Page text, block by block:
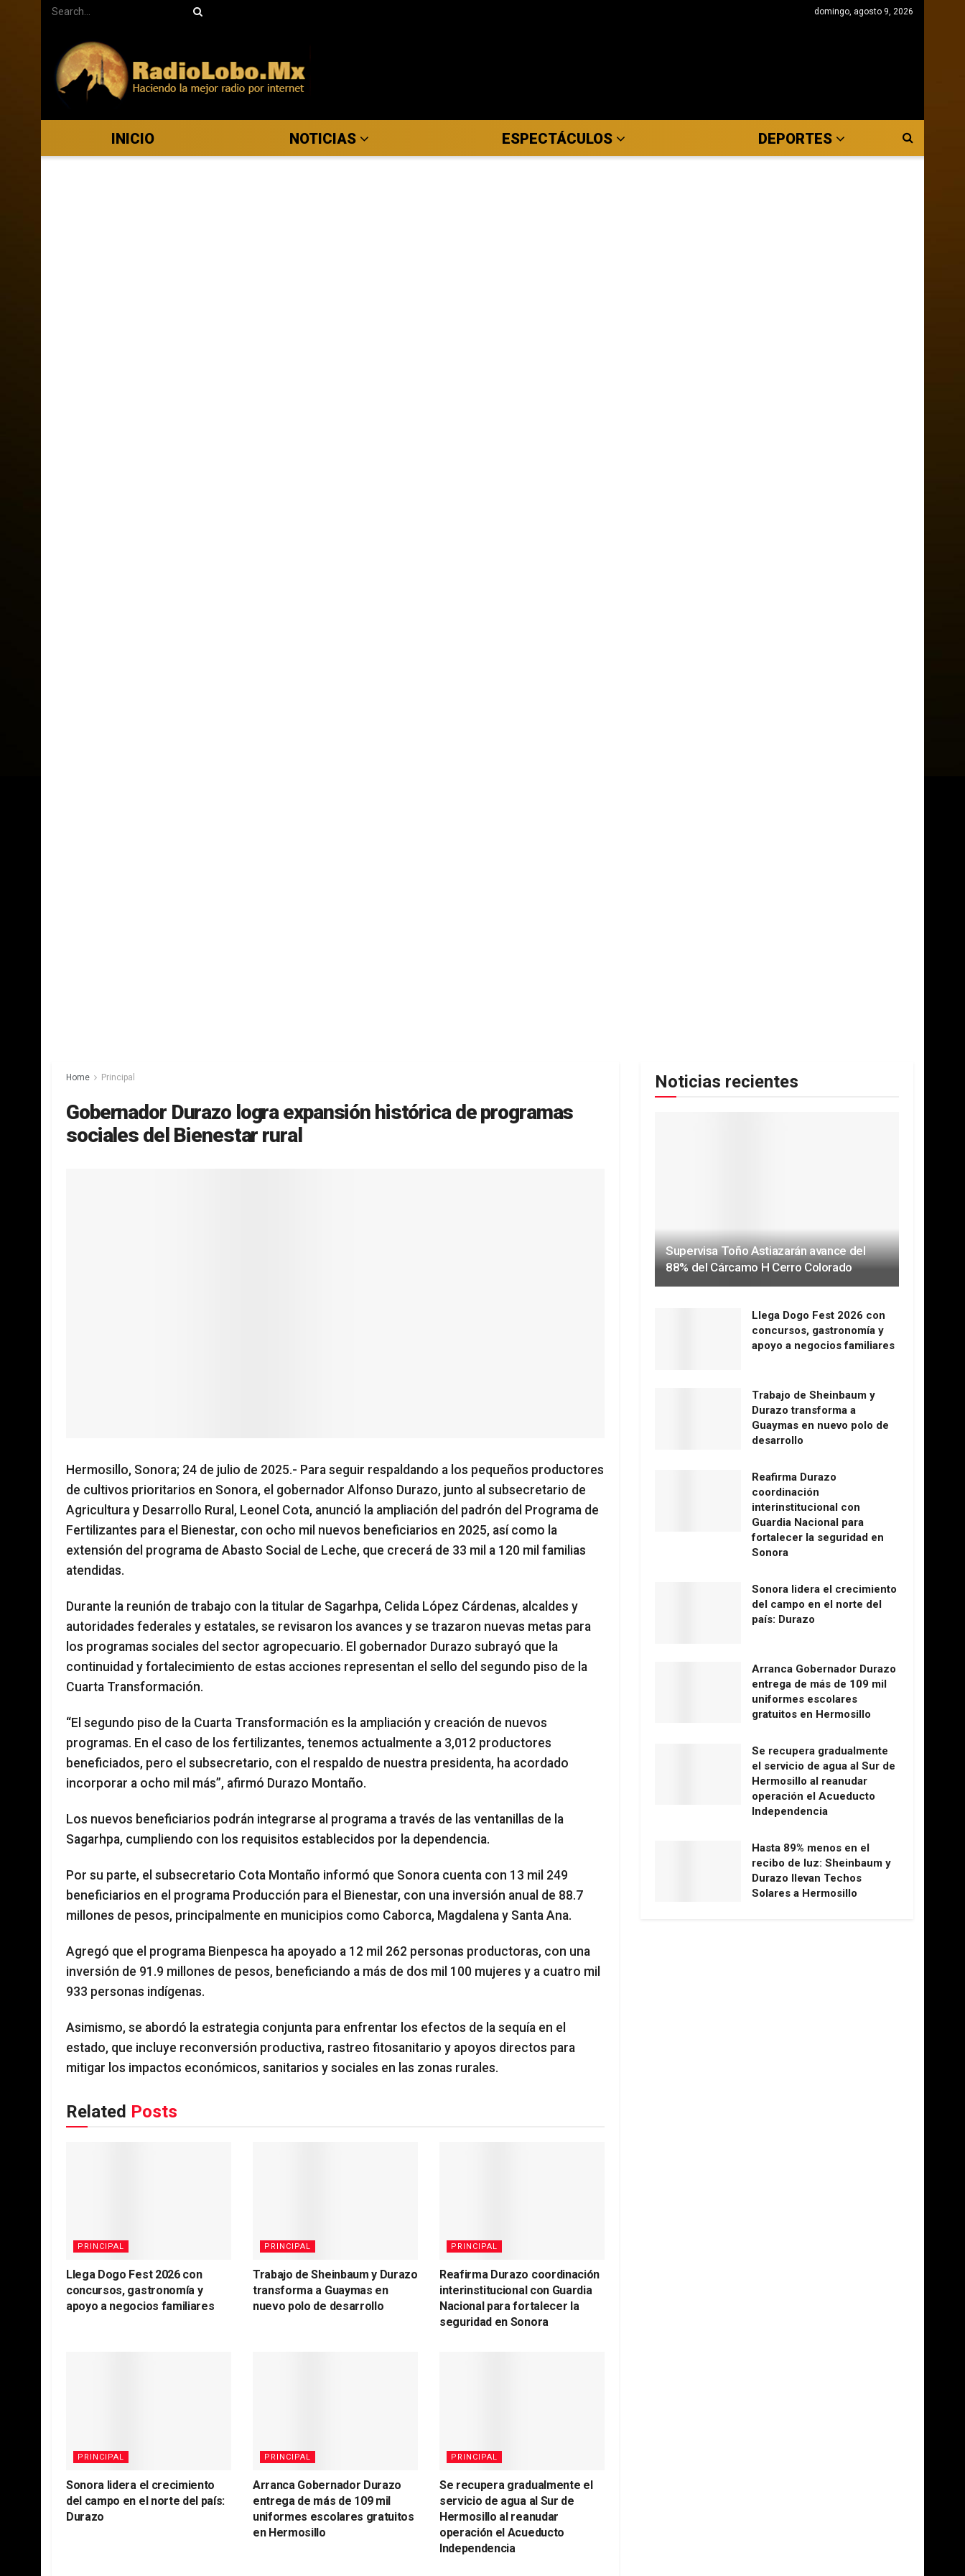
domingo, agosto 9, 2026
INICIO NOTICIAS ESPECTÁCULOS DEPORTES
Home Principal
Gobernador Durazo logra expansión histórica de programas
sociales del Bienestar rural
Hermosillo, Sonora; 24 de julio de 2025.- Para seguir respaldando a los pequeños productores
de cultivos prioritarios en Sonora, el gobernador Alfonso Durazo, junto al subsecretario de
Agricultura y Desarrollo Rural, Leonel Cota, anunció la ampliación del padrón del Programa de
Fertilizantes para el Bienestar, con ocho mil nuevos beneficiarios en 2025, así como la
extensión del programa de Abasto Social de Leche, que crecerá de 33 mil a 120 mil familias
atendidas.
Durante la reunión de trabajo con la titular de Sagarhpa, Celida López Cárdenas, alcaldes y
autoridades federales y estatales, se revisaron los avances y se trazaron nuevas metas para
los programas sociales del sector agropecuario. El gobernador Durazo subrayó que la
continuidad y fortalecimiento de estas acciones representan el sello del segundo piso de la
Cuarta Transformación.
“El segundo piso de la Cuarta Transformación es la ampliación y creación de nuevos
programas. En el caso de los fertilizantes, tenemos actualmente a 3,012 productores
beneficiados, pero el subsecretario, con el respaldo de nuestra presidenta, ha acordado
incorporar a ocho mil más”, afirmó Durazo Montaño.
Los nuevos beneficiarios podrán integrarse al programa a través de las ventanillas de la
Sagarhpa, cumpliendo con los requisitos establecidos por la dependencia.
Por su parte, el subsecretario Cota Montaño informó que Sonora cuenta con 13 mil 249
beneficiarios en el programa Producción para el Bienestar, con una inversión anual de 88.7
millones de pesos, principalmente en municipios como Caborca, Magdalena y Santa Ana.
Agregó que el programa Bienpesca ha apoyado a 12 mil 262 personas productoras, con una
inversión de 91.9 millones de pesos, beneficiando a más de dos mil 100 mujeres y a cuatro mil
933 personas indígenas.
Asimismo, se abordó la estrategia conjunta para enfrentar los efectos de la sequía en el
estado, que incluye reconversión productiva, rastreo fitosanitario y apoyos directos para
mitigar los impactos económicos, sanitarios y sociales en las zonas rurales.
Related Posts
PRINCIPAL
Llega Dogo Fest 2026 con
concursos, gastronomía y
apoyo a negocios familiares
PRINCIPAL
Trabajo de Sheinbaum y Durazo
transforma a Guaymas en
nuevo polo de desarrollo
PRINCIPAL
Reafirma Durazo coordinación
interinstitucional con Guardia
Nacional para fortalecer la
seguridad en Sonora
PRINCIPAL
Sonora lidera el crecimiento
del campo en el norte del país:
Durazo
PRINCIPAL
Arranca Gobernador Durazo
entrega de más de 109 mil
uniformes escolares gratuitos
en Hermosillo
PRINCIPAL
Se recupera gradualmente el
servicio de agua al Sur de
Hermosillo al reanudar
operación el Acueducto
Independencia
Noticias recientes
Supervisa Toño Astiazarán avance del
88% del Cárcamo H Cerro Colorado
Llega Dogo Fest 2026 con
concursos, gastronomía y
apoyo a negocios familiares
Trabajo de Sheinbaum y
Durazo transforma a
Guaymas en nuevo polo de
desarrollo
Reafirma Durazo
coordinación
interinstitucional con
Guardia Nacional para
fortalecer la seguridad en
Sonora
Sonora lidera el crecimiento
del campo en el norte del
país: Durazo
Arranca Gobernador Durazo
entrega de más de 109 mil
uniformes escolares
gratuitos en Hermosillo
Se recupera gradualmente
el servicio de agua al Sur de
Hermosillo al reanudar
operación el Acueducto
Independencia
Hasta 89% menos en el
recibo de luz: Sheinbaum y
Durazo llevan Techos
Solares a Hermosillo